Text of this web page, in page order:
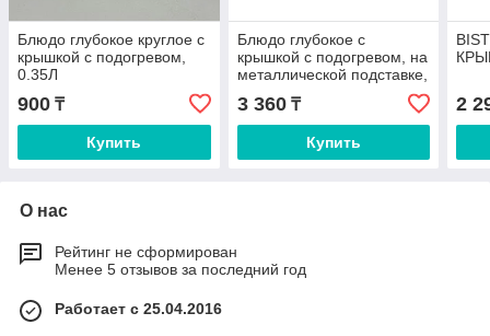
Блюдо глубокое круглое с
крышкой с подогревом,
0.35Л
900 ₸
Купить
Блюдо глубокое с
крышкой с подогревом, на
металлической подставке,
3 360₸
Купить
2
О нас
Рейтинг не сформирован
Менее 5 отзывов за последний год
Работает с 25.04.2016